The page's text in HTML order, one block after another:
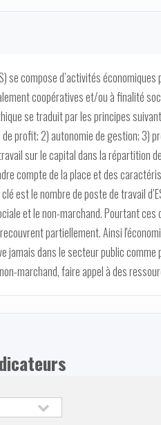
se compose d’activités
coopératives et/ou à finalité
se traduit par les principes
profit; 2) autonomie de gestion; 3)
sur le capital dans la répartition
compte de la place et des
est le nombre de poste de travail
et le non-marchand. Pourtant
partiellement. Ainsi
jamais dans le secteur public
marchand, faire appel à des